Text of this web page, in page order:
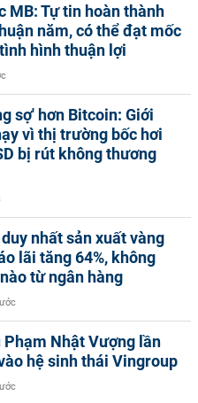
MB: Tự tin hoàn thành
năm, có thể đạt mốc
hình thuận lợi
sợ' hơn Bitcoin: Giới
vì thị trường bốc hơi
bị rút không thương
nhất sản xuất vàng
lãi tăng 64%, không
từ ngân hàng
Phạm Nhật Vượng lần
hệ sinh thái Vingroup